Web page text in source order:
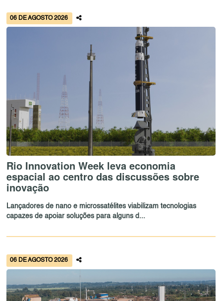
06 DE AGOSTO 2026
Rio Innovation Week leva economia
espacial ao centro das discussões sobre
inovação
Lançadores de nano e microssatélites viabilizam tecnologias
capazes de apoiar soluções para alguns d...
06 DE AGOSTO 2026